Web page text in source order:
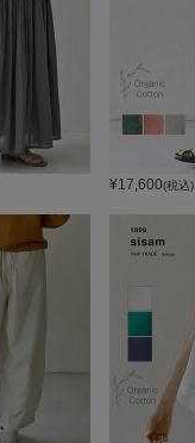
¥17,600(税込)